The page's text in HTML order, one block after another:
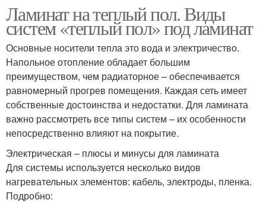
Ламинат на теплый пол. Виды
систем «теплый пол» под ламинат
Основные носители тепла это вода и электричество.
Напольное отопление обладает большим
преимуществом, чем радиаторное – обеспечивается
равномерный прогрев помещения. Каждая сеть имеет
собственные достоинства и недостатки. Для ламината
важно рассмотреть все типы систем – их особенности
непосредственно влияют на покрытие.
Электрическая – плюсы и минусы для ламината
Для системы используется несколько видов
нагревательных элементов: кабель, электроды, пленка.
Подробно: